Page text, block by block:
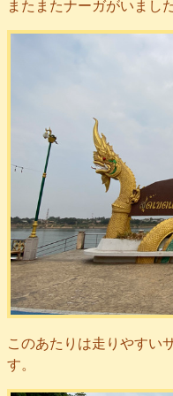
またまたナーガがいました
このあたりは走りやすい
す。